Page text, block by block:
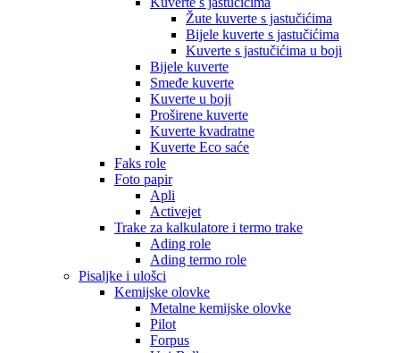
Žute kuverte s jastučićima
Bijele kuverte s jastučićima
Kuverte s jastučićima u boji
Bijele kuverte
Smeđe kuverte
Kuverte u boji
Proširene kuverte
Kuverte kvadratne
Kuverte Eco saće
Faks role
Foto papir
Apli
Activejet
Trake za kalkulatore i termo trake
Ading role
Ading termo role
Pisaljke i ulošci
Kemijske olovke
Metalne kemijske olovke
Pilot
Forpus